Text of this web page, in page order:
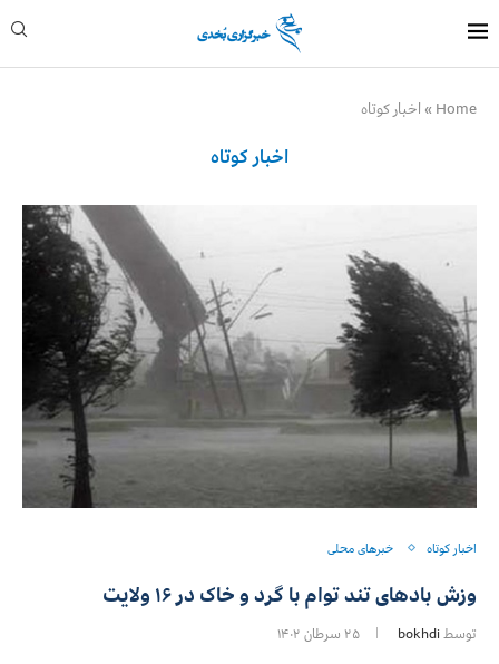
Home
» اخبار کوتاه
اخبار کوتاه
اخبار کوتاه خبرهای محلی
وزش باد‌های تند توام با گرد و خاک در ۱۶ ولایت
توسط bokhdi ۲۵ سرطان ۱۴۰۲